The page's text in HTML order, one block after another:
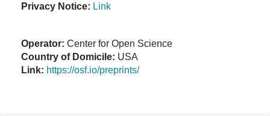
Privacy Notice: Link
Operator: Center for Open Science
Country of Domicile: USA
Link: https://osf.io/preprints/